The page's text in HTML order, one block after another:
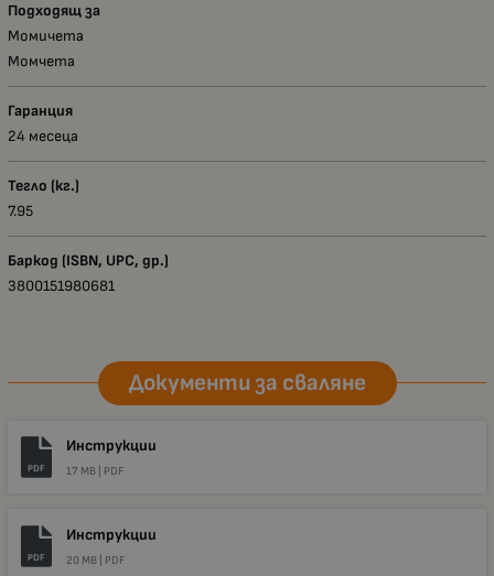
Подходящ за
Момичета
Момчета
Гаранция
24 месеца
Тегло (кг.)
7.95
Баркод (ISBN, UPC, др.)
3800151980681
Документи за сваляне
PDF
Инструкции
17 MB | PDF
PDF
Инструкции
20 MB | PDF